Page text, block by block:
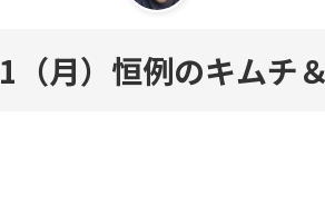
月）恒例のキムチ